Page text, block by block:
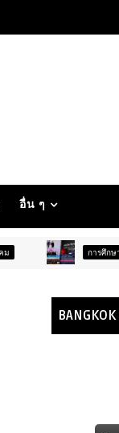
อื่น ๆ
การศึกษา